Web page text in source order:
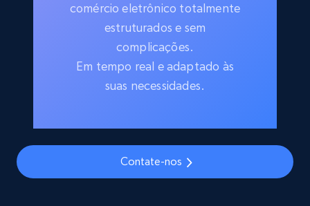
comércio eletrônico totalmente
estruturados e sem
complicações.
Em tempo real e adaptado às
suas necessidades.
Contate-nos